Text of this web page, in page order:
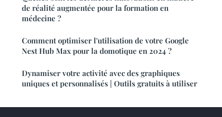
de réalité augmentée pour la formation en
médecine ?
Comment optimiser l'utilisation de votre Google
Nest Hub Max pour la domotique en 2024 ?
Dynamiser votre activité avec des graphiques
uniques et personnalisés | Outils gratuits à utiliser